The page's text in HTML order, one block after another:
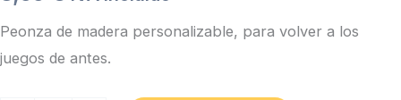
Peonza de madera personalizable, para volver a los
juegos de antes.